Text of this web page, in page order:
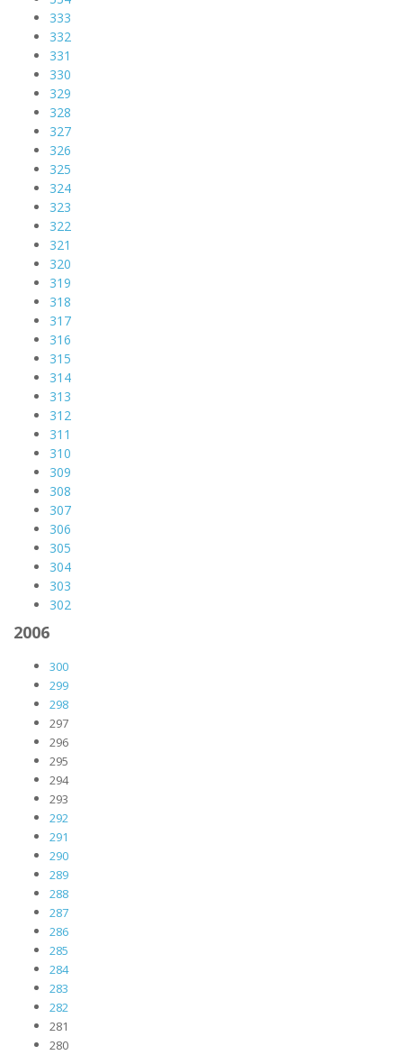
333
332
331
330
329
328
327
326
325
324
323
322
321
320
319
318
317
316
315
314
313
312
311
310
309
308
307
306
305
304
303
302
2006
300
299
298
297
296
295
294
293
292
291
290
289
288
287
286
285
284
283
282
281
280